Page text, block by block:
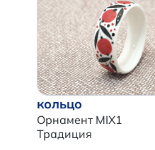
кольцо
Орнамент MIX1
Традиция